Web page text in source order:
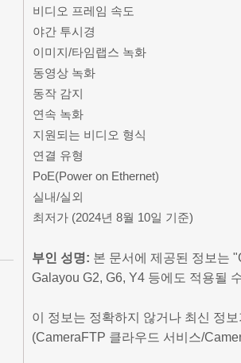
비디오 프레임 속도
야간 투시경
이미지/타임랩스 녹화
동영상 녹화
동작 감지
연속 녹화
지원되는 비디오 형식
연결 유형
PoE(Power on Ethernet)
실내/실외
최저가 (2024년 8월 10일 기준)
부인 성명: 본 문서에 제공된 정보는
Galayou G2, G6, Y4 등에도 적용될
이 정보는 정확하지 않거나 최신 정
(CameraFTP 클라우드 서비스/